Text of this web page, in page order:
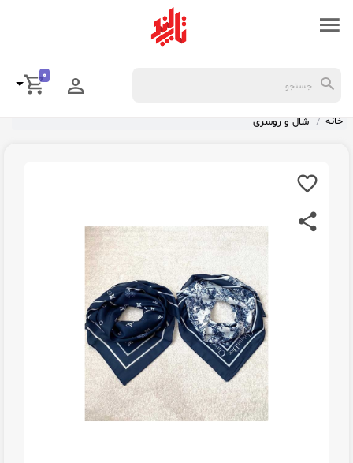
0
خانه شال و روسری